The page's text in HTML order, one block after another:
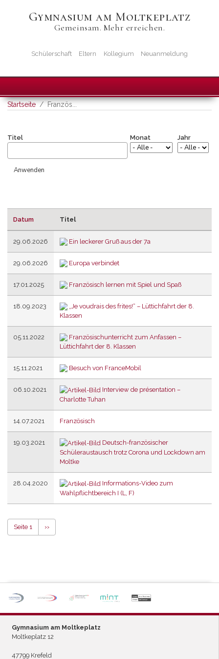
zum
Inhalt
Gymnasium am Moltkeplatz
Gemeinsam. Mehr erreichen.
Startseiten-
Icons
Schülerschaft Eltern Kollegium Neuanmeldung
Startseite Französ...
Titel Monat Jahr
Datum
Aufsteigend
sortieren
Titel
29.06.2026 Ein leckerer Gruß aus der 7a
29.06.2026 Europa verbindet
17.01.2025 Französisch lernen mit Spiel und Spaß
18.09.2023
„Je voudrais des frites!“ – Lüttichfahrt der 8.
Klassen
05.11.2022
Französischunterricht zum Anfassen –
Lüttichfahrt der 8. Klassen
15.11.2021 Besuch von FranceMobil
06.10.2021
Interview de présentation –
Charlotte Tuhan
14.07.2021 Französisch
19.03.2021
Deutsch-französischer
Schüleraustausch trotz Corona und Lockdown am
Moltke
28.04.2020
Informations-Video zum
Wahlpflichtbereich I (L, F)
Seitennummerierung
Seite 1
Nächste
Seite
››
ARTNERSCHULE DES
L EISTUNGSSPORTS
Gymnasium am Moltkeplatz
Moltkeplatz 12
47799 Krefeld